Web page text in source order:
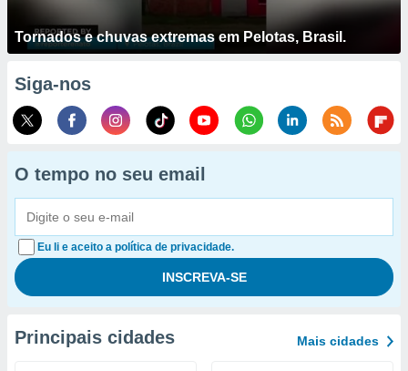
Tornados e chuvas extremas em Pelotas, Brasil.
Siga-nos
O tempo no seu email
Eu li e aceito a política de privacidade.
Principais cidades Mais cidades